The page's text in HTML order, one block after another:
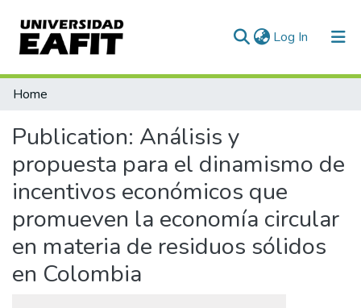
Log In (current)
Communities & Collections
Home
Publication: Análisis y
propuesta para el dinamismo de
incentivos económicos que
promueven la economía circular
en materia de residuos sólidos
en Colombia